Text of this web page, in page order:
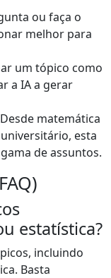
ou faça o
melhor para
um tópico como
a IA a gerar
Desde matemática
esta
de assuntos.
estatística?
incluindo
Basta